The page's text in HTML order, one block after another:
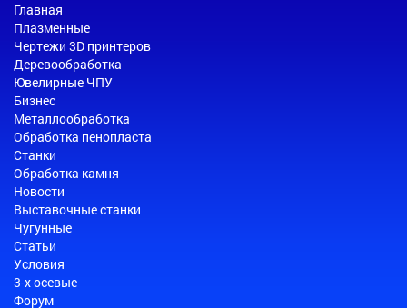
Главная
Плазменные
Чертежи 3D принтеров
Деревообработка
Ювелирные ЧПУ
Бизнес
Металлообработка
Обработка пенопласта
Станки
Обработка камня
Новости
Выставочные станки
Чугунные
Статьи
Условия
3-х осевые
Форум